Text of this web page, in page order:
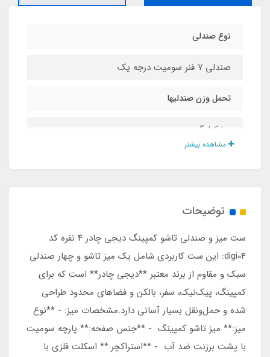
نوع صندلی
صندلی ۷ فنر سومیت درجه یک
تحمل وزن صندلیها
۱۰۰ کیلوگرم
تحمل وزن میز
۳۰ کیلو گرم
وزن میز
۲۳۰۰ گرم
وزن هر صندلی
مشاهده بیشتر
توضیحات
ست میز و صندلی تاشو کمپینگ دیجی چادر ۴ نفره کد
digi04: این ست کاربردی شامل یک میز تاشو و چهار صندلی
سبک و مقاوم از برند معتبر **دیجی چادر** است که برای
کمپینگ، پیک‌نیک، سفر، بالکن و فضاهای محدود طراحی
شده و حمل‌ونقل بسیار آسانی دارد.مشخصات میز: - **نوع
میز:** میز تاشو کمپینگ - **جنس صفحه:** پارچه سومیت
با پشت برزنت ضد آب - **استراکچر:** اسکلت فلزی با